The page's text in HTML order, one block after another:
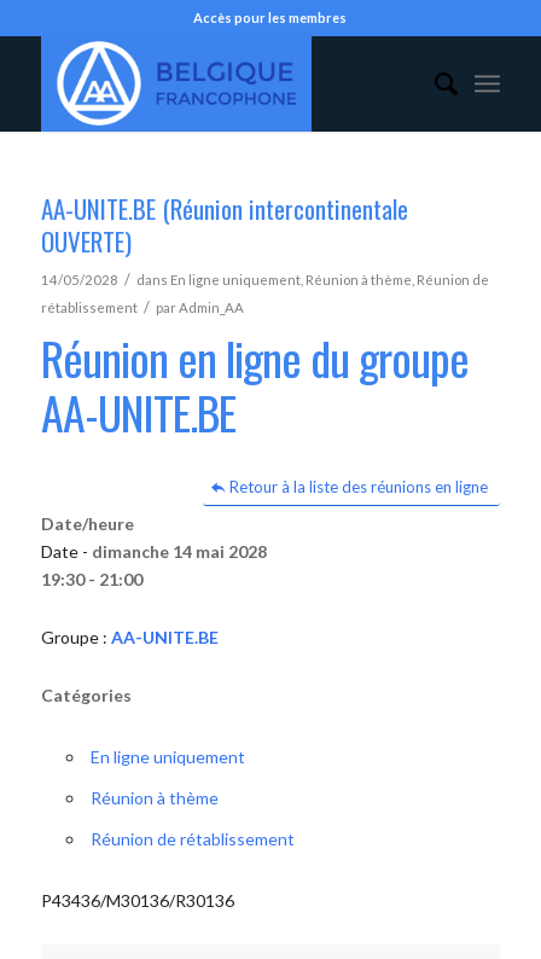
Accès pour les membres
AA-UNITE.BE (Réunion intercontinentale
OUVERTE)
14/05/2028 / dans En ligne uniquement, Réunion à thème Réunion de
rétablissement / parAdmin_AA
Réunion en ligne du groupe
AA-UNITE.BE
Retour à la liste des réunions en ligne
Date/heure
Date - dimanche 14 mai 2028
19:30 - 21:00
Groupe : AA-UNITE.BE
Catégories
En ligne uniquement
Réunion à thème
Réunion de rétablissement
P43436/M30136/R30136